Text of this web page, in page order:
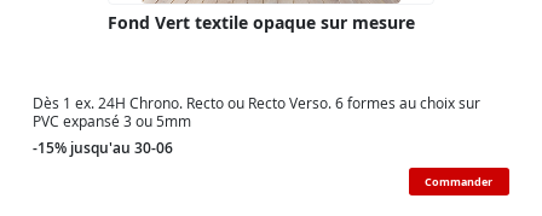
Fond Vert textile opaque sur mesure
Dès 1 ex. 24H Chrono. Recto ou Recto Verso. 6 formes au choix sur
PVC expansé 3 ou 5mm
-15% jusqu'au 30-06
Commander